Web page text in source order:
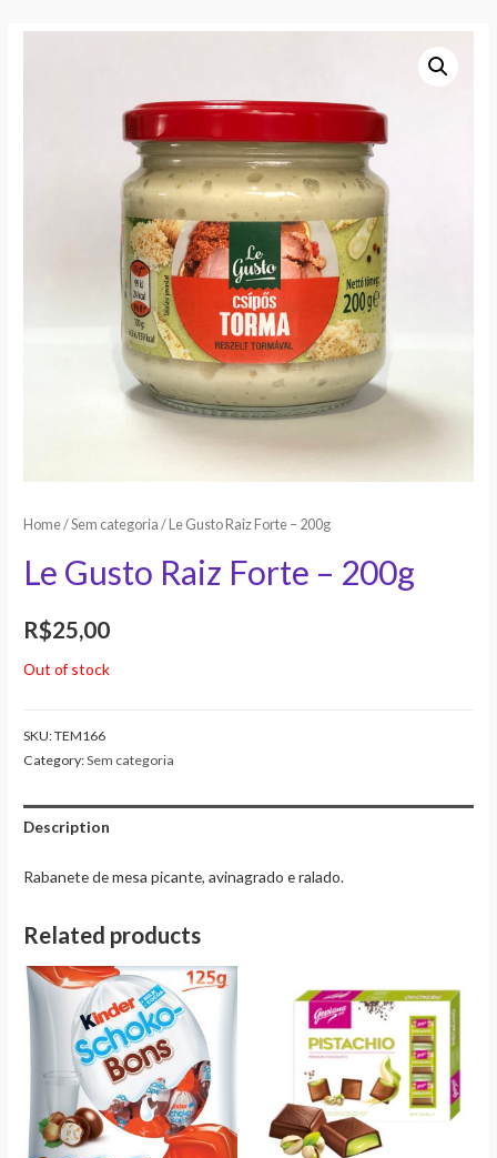
Home/Sem categoria / Le Gusto Raiz Forte – 200g
Le Gusto Raiz Forte – 200g
R$25,00
Out of stock
SKU:TEM166
Category:Sem categoria
Description
Rabanete de mesa picante, avinagrado e ralado.
Related products